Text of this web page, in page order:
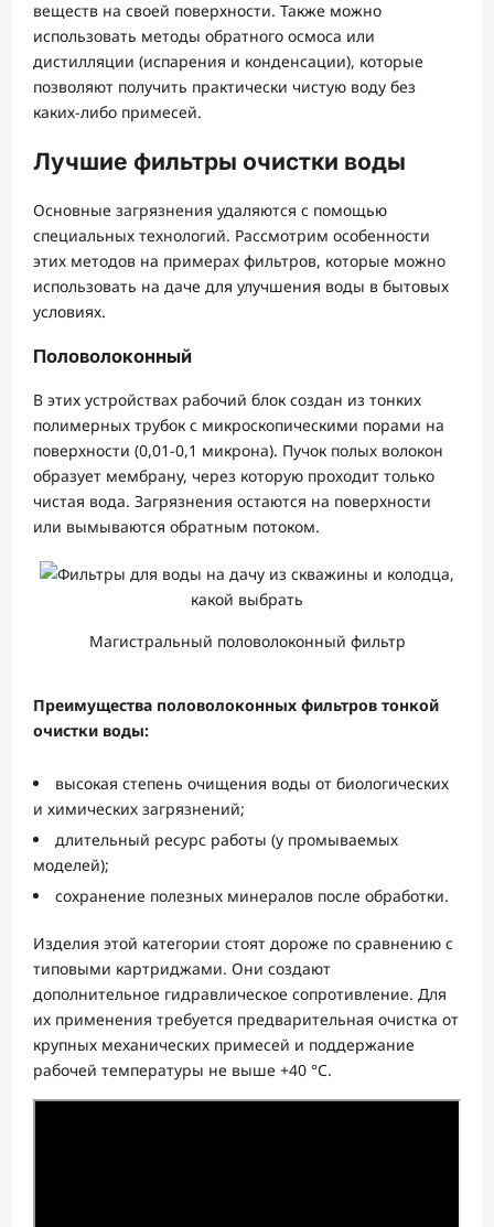
веществ на своей поверхности. Также можно
использовать методы обратного осмоса или
дистилляции (испарения и конденсации), которые
позволяют получить практически чистую воду без
каких-либо примесей.
Лучшие фильтры очистки воды
Основные загрязнения удаляются с помощью
специальных технологий. Рассмотрим особенности
этих методов на примерах фильтров, которые можно
использовать на даче для улучшения воды в бытовых
условиях.
Половолоконный
В этих устройствах рабочий блок создан из тонких
полимерных трубок с микроскопическими порами на
поверхности (0,01-0,1 микрона). Пучок полых волокон
образует мембрану, через которую проходит только
чистая вода. Загрязнения остаются на поверхности
или вымываются обратным потоком.
Магистральный половолоконный фильтр
Преимущества половолоконных фильтров тонкой
очистки воды:
высокая степень очищения воды от биологических
и химических загрязнений;
длительный ресурс работы (у промываемых
моделей);
сохранение полезных минералов после обработки.
Изделия этой категории стоят дороже по сравнению с
типовыми картриджами. Они создают
дополнительное гидравлическое сопротивление. Для
их применения требуется предварительная очистка от
крупных механических примесей и поддержание
рабочей температуры не выше +40 °C.